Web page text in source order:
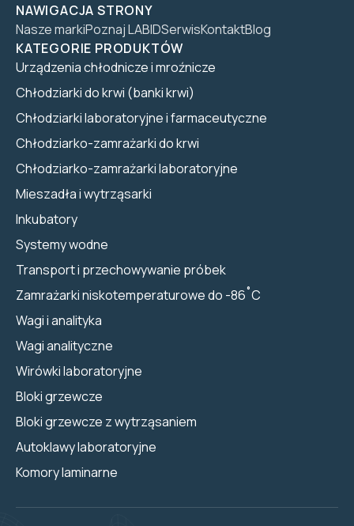
NAWIGACJA STRONY
Nasze markiPoznaj LABIDSerwisKontaktBlog
KATEGORIE PRODUKTÓW
Urządzenia chłodnicze i mroźnicze
Chłodziarki do krwi (banki krwi)
Chłodziarki laboratoryjne i farmaceutyczne
Chłodziarko-zamrażarki do krwi
Chłodziarko-zamrażarki laboratoryjne
Mieszadła i wytrząsarki
Inkubatory
Systemy wodne
Transport i przechowywanie próbek
Zamrażarki niskotemperaturowe do -86˚C
Wagi i analityka
Wagi analityczne
Wirówki laboratoryjne
Bloki grzewcze
Bloki grzewcze z wytrząsaniem
Autoklawy laboratoryjne
Komory laminarne